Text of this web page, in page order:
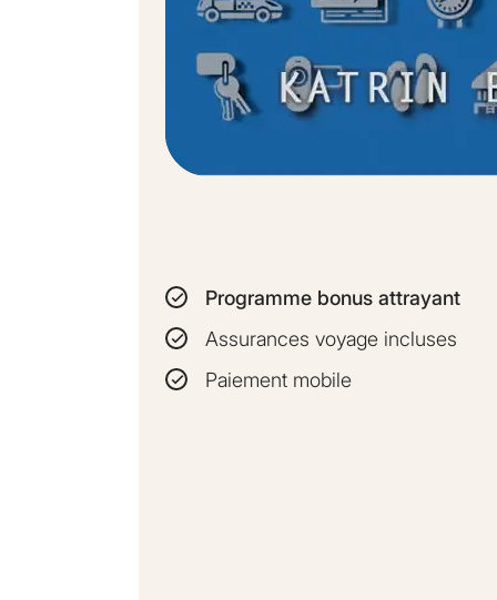
Programme bonus attrayant
Assurances voyage incluses
Paiement mobile